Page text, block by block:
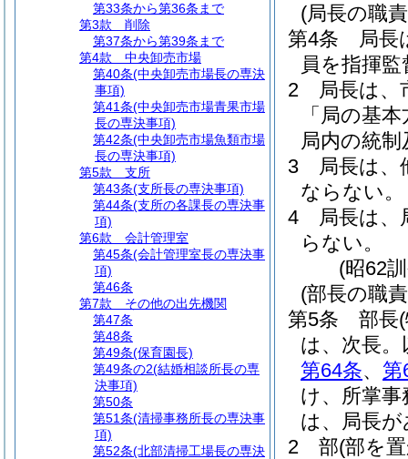
(局長の職
第4条
局長
員を指揮
2
局長は、
「局の基
局内の統
3
局長は、
ならない。
4
局長は、
らない。
(昭62
(部長の職
第5条
部長
は、次長
第64条、 第
け、所掌
は、局長
2
部(部を
第33条から第36条まで
第3款
削除
第37条から第39条まで
第4款
中央卸売市場
第40条(中央卸売市場長の専決
事項)
第41条(中央卸売市場青果市場
長の専決事項)
第42条(中央卸売市場魚類市場
長の専決事項)
第5款
支所
第43条(支所長の専決事項)
第44条(支所の各課長の専決事
項)
第6款
会計管理室
第45条(会計管理室長の専決事
項)
第46条
第7款
その他の出先機関
第47条
第48条
第49条(保育園長)
第49条の2(結婚相談所長の専
決事項)
第50条
第51条(清掃事務所長の専決事
項)
第52条(北部清掃工場長の専決